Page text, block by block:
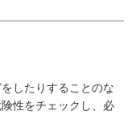
したりすることのな
性をチェックし、必